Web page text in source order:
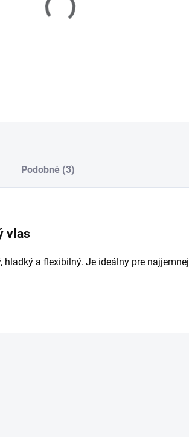
Podobné (3)
vlas
hladký a flexibilný. Je ideálny pre